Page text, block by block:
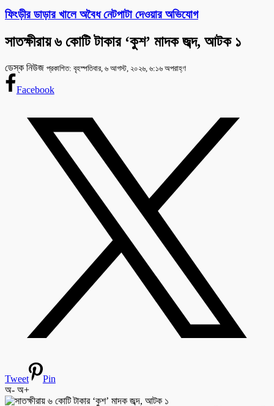
ফিংড়ীর ডাড়ার খালে অবৈধ নেটপাটা দেওয়ার অভিযোগ
সাতক্ষীরায় ৬ কোটি টাকার ‘কুশ’ মাদক জব্দ, আটক ১
ডেস্ক নিউজ প্রকাশিত: বৃহস্পতিবার, ৬ আগস্ট, ২০২৬, ৬:১৬ অপরাহ্ণ
Facebook
Tweet
Pin
অ- অ+